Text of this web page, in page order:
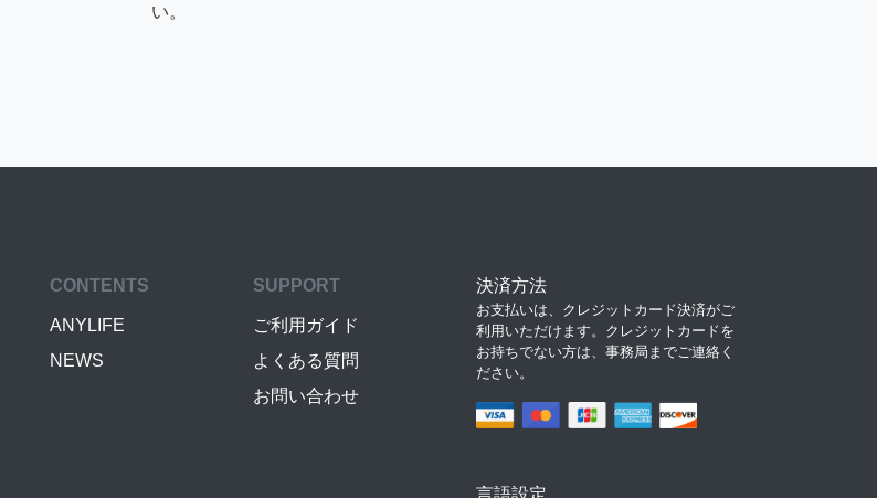
い。
CONTENTS
ANYLIFE
NEWS
SUPPORT
ご利用ガイド
よくある質問
お問い合わせ
決済方法
お支払いは、クレジットカード決済がご
利用いただけます。クレジットカードを
お持ちでない方は、事務局までご連絡く
ださい。
言語設定